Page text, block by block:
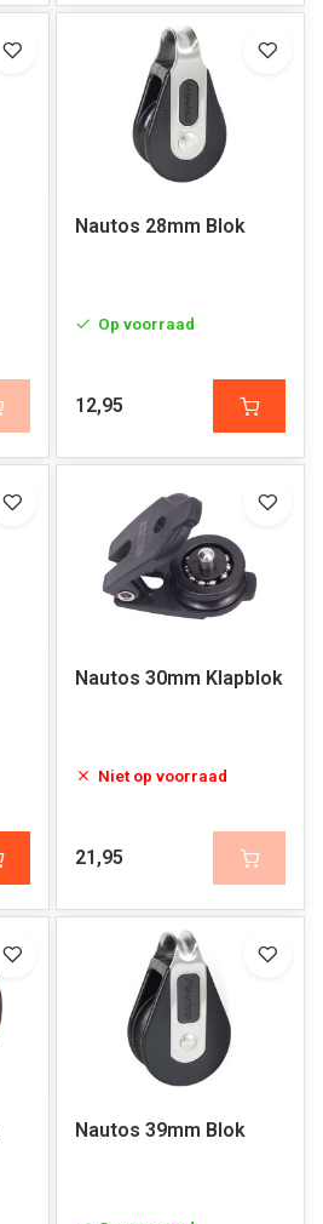
Nautos 28mm Blok
Op voorraad
12,95
Nautos 30mm Klapblok
Niet op voorraad
21,95
Nautos 39mm Blok